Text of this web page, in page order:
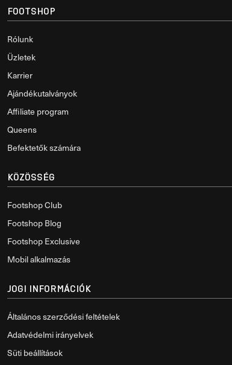
FOOTSHOP
Rólunk
Üzletek
Karrier
Ajándékutalványok
Affiliate program
Queens
Befektetők számára
KÖZÖSSÉG
Footshop Club
Footshop Blog
Footshop Exclusive
Mobil alkalmazás
JOGI INFORMÁCIÓK
Általános szerződési feltételek
Adatvédelmi irányelvek
Süti beállítások